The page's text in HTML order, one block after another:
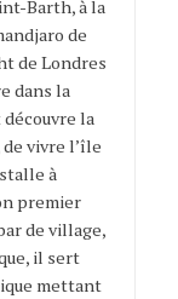
Barth, à la
de
de Londres
dans la
la
de vivre l’île
à
premier
de village,
il sert
mettant